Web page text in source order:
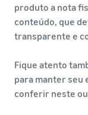
produto a nota
conteúdo, que
transparente e
Fique atento
para manter seu
conferir neste